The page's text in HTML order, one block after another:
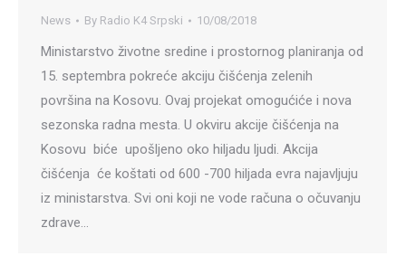
News By Radio K4 Srpski 10/08/2018
Ministarstvo životne sredine i prostornog planiranja od
15. septembra pokreće akciju čišćenja zelenih
površina na Kosovu. Ovaj projekat omogućiće i nova
sezonska radna mesta. U okviru akcije čišćenja na
Kosovu biće upošljeno oko hiljadu ljudi. Akcija
čišćenja će koštati od 600 -700 hiljada evra najavljuju
iz ministarstva. Svi oni koji ne vode računa o očuvanju
zdrave…